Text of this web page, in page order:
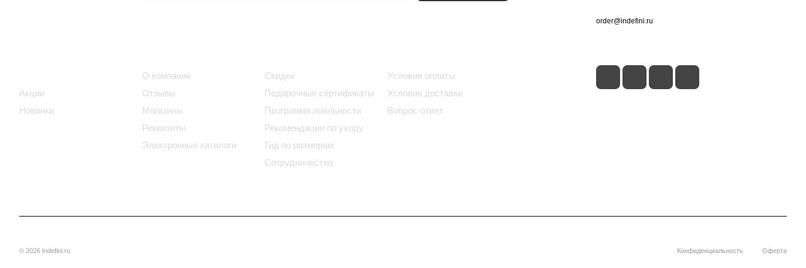
Акции
Новинки
О компании
Отзывы
Магазины
Реквизиты
Электронные каталоги
Скидки
Подарочные сертификаты
Программа лояльности
Рекомендации по уходу
Гид по размерам
Сотрудничество
Условия оплаты
Условия доставки
Вопрос-ответ
order@indefini.ru
© 2026 Indefini.ru Конфиденциальность Оферта